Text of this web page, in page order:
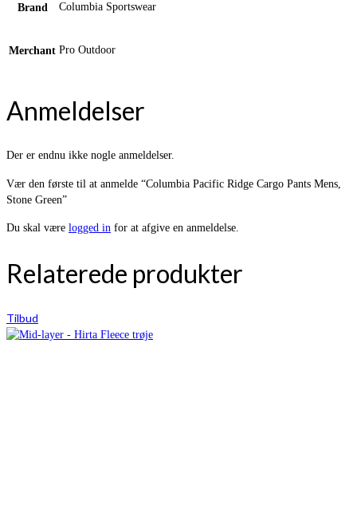
Brand Columbia Sportswear
Merchant Pro Outdoor
Anmeldelser
Der er endnu ikke nogle anmeldelser.
Vær den første til at anmelde “Columbia Pacific Ridge Cargo Pants Mens,
Stone Green”
Du skal være logged in for at afgive en anmeldelse.
Relaterede produkter
Tilbud